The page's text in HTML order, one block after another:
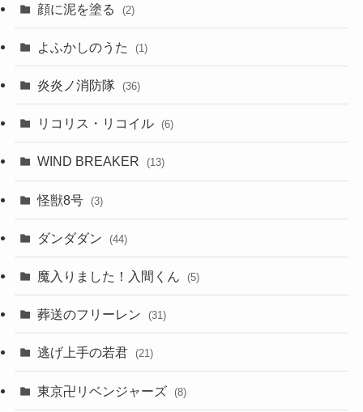
顔に泥を塗る (2)
よふかしのうた (1)
炎炎ノ消防隊 (36)
リコリス・リコイル (6)
WIND BREAKER (13)
怪獣8号 (3)
ダンダダン (44)
魔入りました！入間くん (5)
葬送のフリーレン (31)
逃げ上手の若君 (21)
東京卍リベンジャーズ (8)